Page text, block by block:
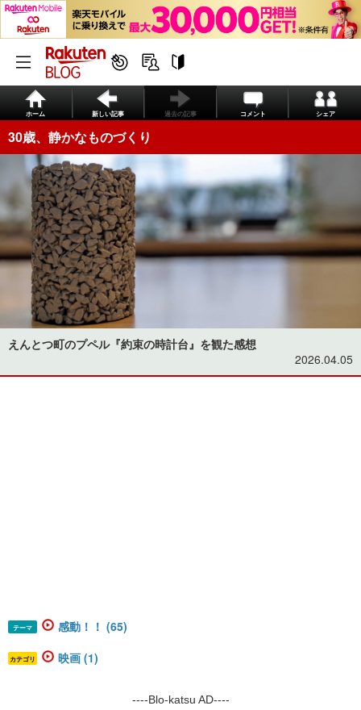
ホーム 新しい記事 過去の記事 コメント シェア
30歳、静かなものづくり
えんとつ町のプペル『約束の時計台』を観た感想
2026.04.05
テーマ 感動！！ (65)
カテゴリ 映画 (1)
----Blo-katsu AD----